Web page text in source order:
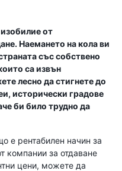
от
Наемането на кола ви
със собствено
са извън
лесно да стигнете до
исторически градове
би било трудно да
е рентабилен начин за
компании за отдаване
цени, можете да